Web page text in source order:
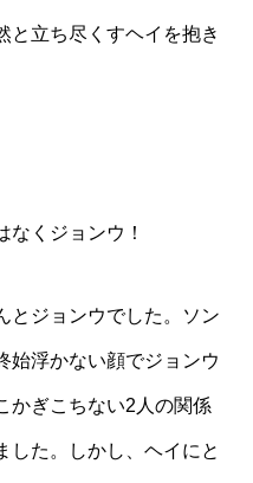
と立ち尽くすヘイを抱き
なくジョンウ！
とジョンウでした。ソン
始浮かない顔でジョンウ
かぎこちない2人の関係
した。しかし、ヘイにと